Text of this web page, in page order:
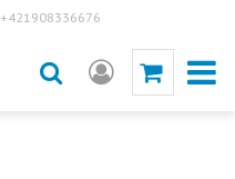
+421908336676